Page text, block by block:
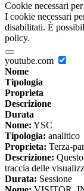
Cookie necessari
I cookie necessari
disabilitati. È
policy.
youtube.com
Nome
Tipologia
Proprieta
Descrizione
Durata
Nome: YSC
Tipologia: analitico
Proprieta: Terza-
Descrizione:
traccia delle
Durata: Sessione